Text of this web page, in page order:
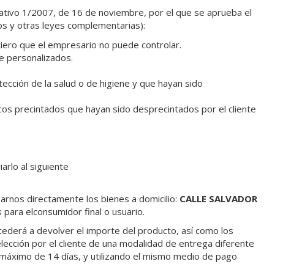
1/2007, de 16 de noviembre, por el que se aprueba el
y otras leyes complementarias):
que el empresario no puede controlar.
personalizados.
de la salud o de higiene y que hayan sido
precintados que hayan sido desprecintados por el cliente
al siguiente
directamente los bienes a domicilio: CALLE SALVADOR
elconsumidor final o usuario.
a devolver el importe del producto, así como los
por el cliente de una modalidad de entrega diferente
de 14 días, y utilizando el mismo medio de pago